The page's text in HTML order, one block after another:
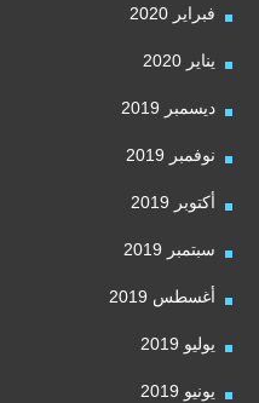
فبراير 2020
يناير 2020
ديسمبر 2019
نوفمبر 2019
أكتوبر 2019
سبتمبر 2019
أغسطس 2019
يوليو 2019
يونيو 2019